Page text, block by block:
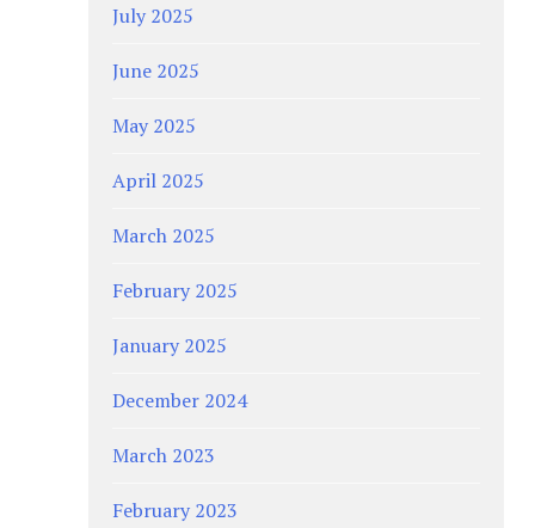
July 2025
June 2025
May 2025
April 2025
March 2025
February 2025
January 2025
December 2024
March 2023
February 2023